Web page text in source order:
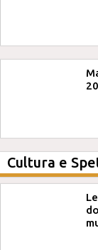
Cultura e